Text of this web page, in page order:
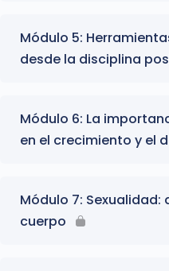
Módulo 5:
desde la disciplina
Módulo 6: La
en el crecimiento y el
Módulo 7:
cuerpo